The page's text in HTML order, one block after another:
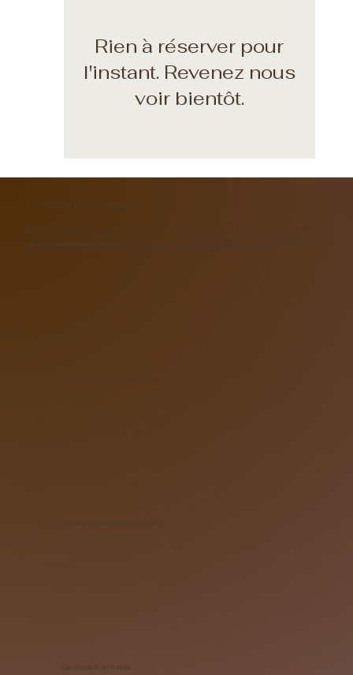
Rien à réserver pour
l'instant. Revenez nous
voir bientôt.
Les bénéfices du Parcours initiatique
L’amélioration de l’humeur